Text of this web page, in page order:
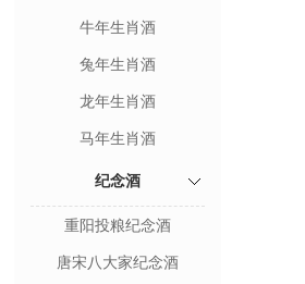
牛年生肖酒
兔年生肖酒
龙年生肖酒
马年生肖酒
纪念酒
重阳投粮纪念酒
唐宋八大家纪念酒